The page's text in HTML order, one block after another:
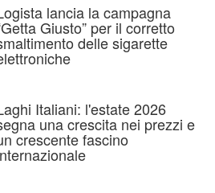
lancia la campagna
Giusto” per il corretto
delle sigarette
Italiani: l'estate 2026
una crescita nei prezzi e
crescente fascino